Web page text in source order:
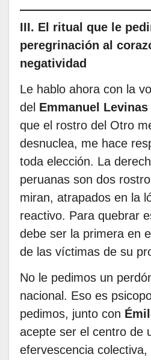
III. El ritual que le
peregrinación al
negatividad
Le hablo ahora con la
del Emmanuel Levinas
que el rostro del Otro
desnuclea, me hace
toda elección. La
peruanas son dos
miran, atrapados en la
reactivo. Para quebrar
debe ser la primera en
de las víctimas de su
No le pedimos un
nacional. Eso es
pedimos, junto con
acepte ser el centro de
efervescencia colectiva,